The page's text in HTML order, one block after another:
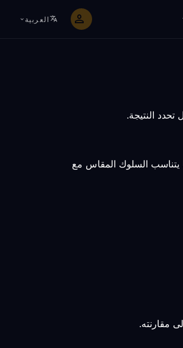
العربية
يتناسب السلوك المقاس مع
مقارنته.